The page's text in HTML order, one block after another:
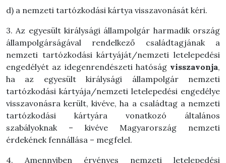
d) a nemzeti tartózkodási kártya visszavonását kéri.
3. Az egyesült királysági állampolgár harmadik ország
állampolgárságával rendelkező családtagjának a
nemzeti tartózkodási kártyáját/nemzeti letelepedési
engedélyét az idegenrendészeti hatóság visszavonja,
ha az egyesült királysági állampolgár nemzeti
tartózkodási kártyája/nemzeti letelepedési engedélye
visszavonásra került, kivéve, ha a családtag a nemzeti
tartózkodási kártyára vonatkozó általános
szabályoknak – kivéve Magyarország nemzeti
érdekének fennállása – megfelel.
4. Amennyiben érvényes nemzeti letelepedési